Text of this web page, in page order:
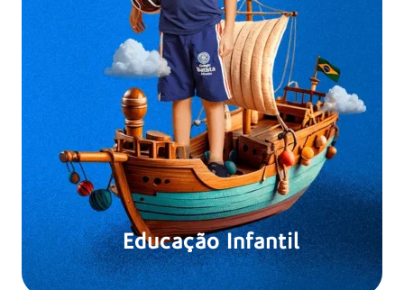
Educação Infantil